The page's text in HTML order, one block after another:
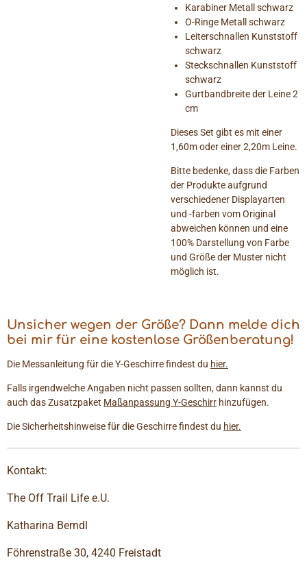
Karabiner Metall schwarz
O-Ringe Metall schwarz
Leiterschnallen Kunststoff
schwarz
Steckschnallen Kunststoff
schwarz
Gurtbandbreite der Leine 2
cm
Dieses Set gibt es mit einer
1,60m oder einer 2,20m Leine.
Bitte bedenke, dass die Farben
der Produkte aufgrund
verschiedener Displayarten
und -farben vom Original
abweichen können und eine
100% Darstellung von Farbe
und Größe der Muster nicht
möglich ist.
Unsicher wegen der Größe? Dann melde dich
bei mir für eine kostenlose Größenberatung!
Die Messanleitung für die Y-Geschirre findest du hier.
Falls irgendwelche Angaben nicht passen sollten, dann kannst du
auch das Zusatzpaket Maßanpassung Y-Geschirr hinzufügen.
Die Sicherheitshinweise für die Geschirre findest du hier.
Kontakt:
The Off Trail Life e.U.
Katharina Berndl
Föhrenstraße 30, 4240 Freistadt